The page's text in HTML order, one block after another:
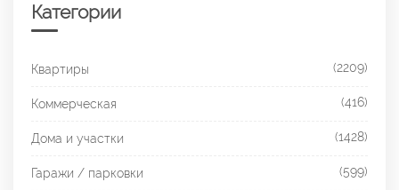
Категории
Квартиры (2209)
Коммерческая (416)
Дома и участки (1428)
Гаражи / парковки (599)